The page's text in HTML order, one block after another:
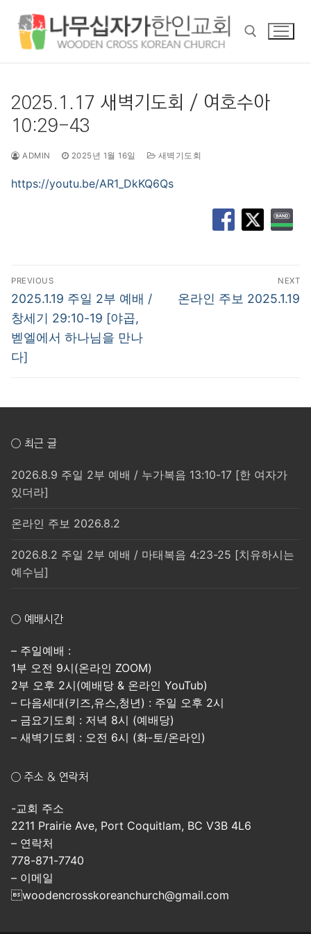
2025.1.17 새벽기도회 / 여호수아
10:29-43
ADMIN 2025년 1월 16일 새벽기도회
https://youtu.be/AR1_DkKQ6Qs
글
탐
색
PREVIOUS
Previous
post:
2025.1.19 주일 2부 예배 /
창세기 29:10-19 [야곱,
벧엘에서 하나님을 만나
다]
NEXT
Next
온라인 주보 2025.1.19
○ 최근 글
2026.8.9 주일 2부 예배 / 누가복음 13:10-17 [한 여자가
있더라]
온라인 주보 2026.8.2
2026.8.2 주일 2부 예배 / 마태복음 4:23-25 [치유하시는
예수님]
○ 예배시간
– 주일예배 :
1부 오전 9시(온라인 ZOOM)
2부 오후 2시(예배당 & 온라인 YouTub)
– 다음세대(키즈,유스,청년) : 주일 오후 2시
– 금요기도회 : 저녁 8시 (예배당)
– 새벽기도회 : 오전 6시 (화-토/온라인)
○ 주소 & 연락처
-교회 주소
2211 Prairie Ave, Port Coquitlam, BC V3B 4L6
– 연락처
778-871-7740
– 이메일
woodencrosskoreanchurch@gmail.com